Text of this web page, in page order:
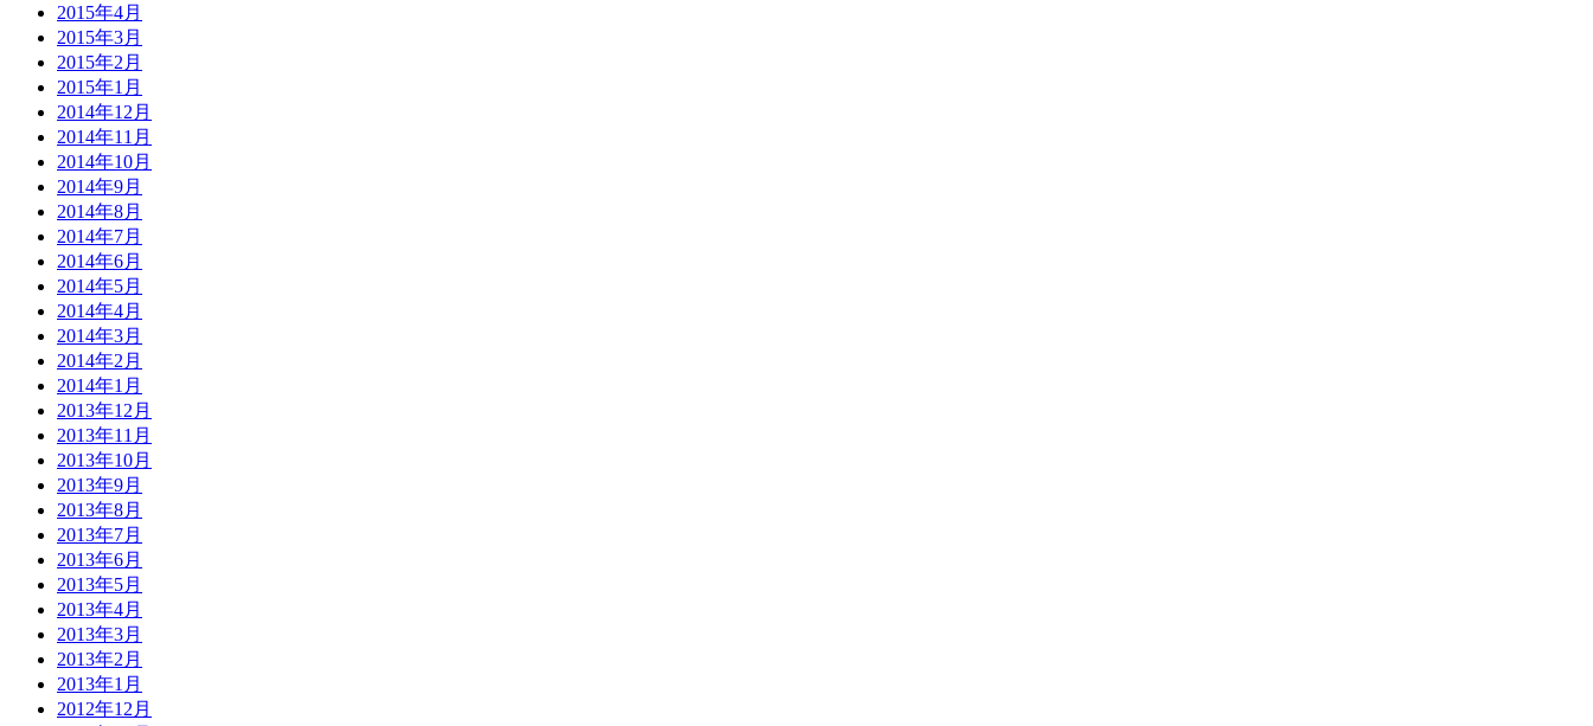
2015年4月
2015年3月
2015年2月
2015年1月
2014年12月
2014年11月
2014年10月
2014年9月
2014年8月
2014年7月
2014年6月
2014年5月
2014年4月
2014年3月
2014年2月
2014年1月
2013年12月
2013年11月
2013年10月
2013年9月
2013年8月
2013年7月
2013年6月
2013年5月
2013年4月
2013年3月
2013年2月
2013年1月
2012年12月